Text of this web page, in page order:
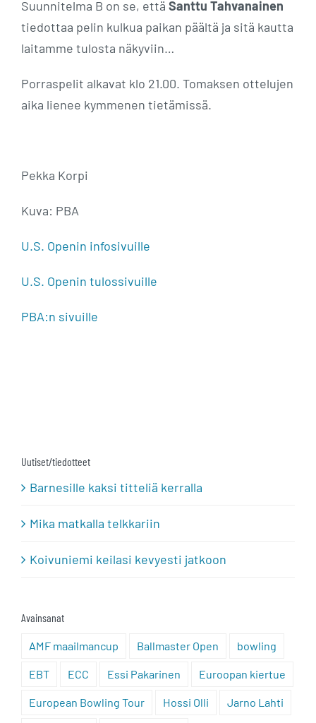
Suunnitelma B on se, että Santtu Tahvanainen
tiedottaa pelin kulkua paikan päältä ja sitä kautta
laitamme tulosta näkyviin…
Porraspelit alkavat klo 21.00. Tomaksen ottelujen
aika lienee kymmenen tietämissä.
Pekka Korpi
Kuva: PBA
U.S. Openin infosivuille
U.S. Openin tulossivuille
PBA:n sivuille
Uutiset/tiedotteet
Barnesille kaksi titteliä kerralla
Mika matkalla telkkariin
Koivuniemi keilasi kevyesti jatkoon
Avainsanat
AMF maailmancup Ballmaster Open bowling
EBT ECC Essi Pakarinen Euroopan kiertue
European Bowling Tour Hossi Olli Jarno Lahti